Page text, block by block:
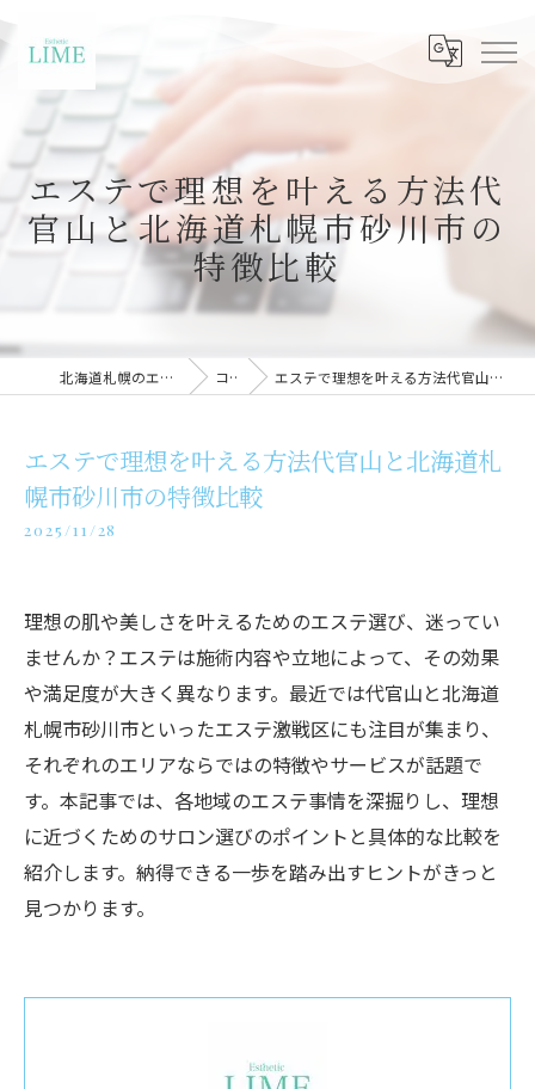
エステで理想を叶える方法代
官山と北海道札幌市砂川市の
特徴比較
北海道札幌のエステならLIME札幌 コラム エステで理想を叶える方法代官山と北海道札幌市砂川市の特徴比較
エステで理想を叶える方法代官山と北海道札
幌市砂川市の特徴比較
2025/11/28
理想の肌や美しさを叶えるためのエステ選び、迷ってい
ませんか？エステは施術内容や立地によって、その効果
や満足度が大きく異なります。最近では代官山と北海道
札幌市砂川市といったエステ激戦区にも注目が集まり、
それぞれのエリアならではの特徴やサービスが話題で
す。本記事では、各地域のエステ事情を深掘りし、理想
に近づくためのサロン選びのポイントと具体的な比較を
紹介します。納得できる一歩を踏み出すヒントがきっと
見つかります。